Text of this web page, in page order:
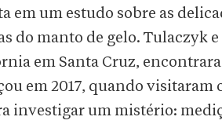
em um estudo sobre as
do manto de gelo. Tulaczyk
em Santa Cruz,
em 2017, quando visitaram
investigar um mistério: